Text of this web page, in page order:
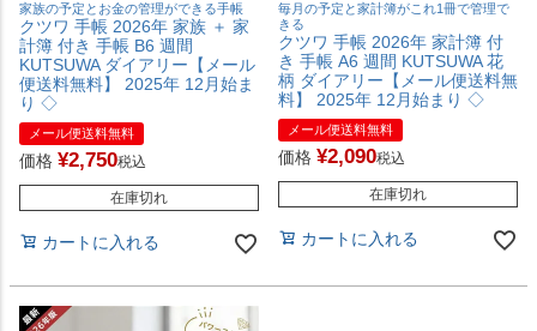
家族の予定とお金の管理ができる手帳
クツワ 手帳 2026年 家族 ＋ 家
計簿 付き 手帳 B6 週間
KUTSUWA ダイアリー【メール
便送料無料】 2025年 12月始ま
り ◇
メール便送料無料
価格 ¥2,750税込
在庫切れ
カートに入れる
毎月の予定と家計簿がこれ1冊で管理で
きる
クツワ 手帳 2026年 家計簿 付
き 手帳 A6 週間 KUTSUWA 花
柄 ダイアリー【メール便送料無
料】 2025年 12月始まり ◇
メール便送料無料
価格 ¥2,090税込
在庫切れ
カートに入れる